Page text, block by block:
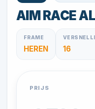
AIM RACE
FRAME
HEREN 16
PRIJS